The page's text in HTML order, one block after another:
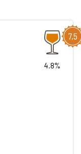
7,5
4.8%